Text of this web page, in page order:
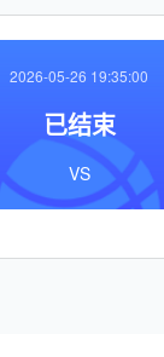
2026-05-26 19:35:00
已结束
VS